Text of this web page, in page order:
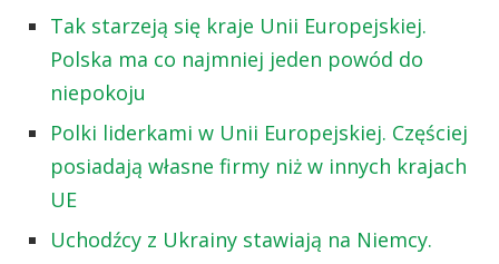
Tak starzeją się kraje Unii Europejskiej.
Polska ma co najmniej jeden powód do
niepokoju
Polki liderkami w Unii Europejskiej. Częściej
posiadają własne firmy niż w innych krajach
UE
Uchodźcy z Ukrainy stawiają na Niemcy.